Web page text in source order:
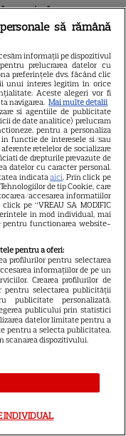
serial
2026.
le este greu să
dar ei știu că
altfel
banii din
să rămână
informații pe dispozitivul
prelucrarea datelor cu
preferințele dvs. făcând clic
unui interes legitim în orice
Aceste alegeri vor fi
navigarea. Mai multe detalii
si agentiile de publicitate
de date analitice) prelucram
pentru a personaliza
functie de interesele si/sau
retelelor de socializare
de drepturile prevazute de
datelor cu caracter personal.
indicataaici. Prin click pe
de tip Cookie, care
accesarea informatiilor
pe “VREAU SA MODIFIC
in mod individual, mai
pentru functionarea website-
pentru a oferi:
profilurilor pentru selectarea
informațiilor de pe un
Crearea profilurilor de
pentru selectarea publicității
publicitate personalizată.
publicului prin statistici
datelor limitate pentru a
pentru a selecta publicitatea.
scanarea dispozitivului.
INDIVIDUAL